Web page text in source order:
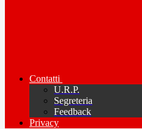
Contatti
U.R.P.
Segreteria
Feedback
Privacy